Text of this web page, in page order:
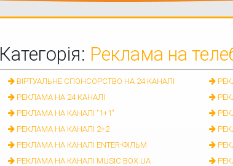
Категорія: Реклама на
ВІРТУАЛЬНЕ СПОНСОРСТВО НА 24 КАНАЛІ
РЕКЛАМА НА 24 КАНАЛІ
РЕКЛАМА НА КАНАЛІ "1+1"
РЕКЛАМА НА КАНАЛІ 2+2
РЕКЛАМА НА КАНАЛІ ENTER-ФІЛЬМ
РЕКЛАМА НА КАНАЛІ MUSIC BOX UA